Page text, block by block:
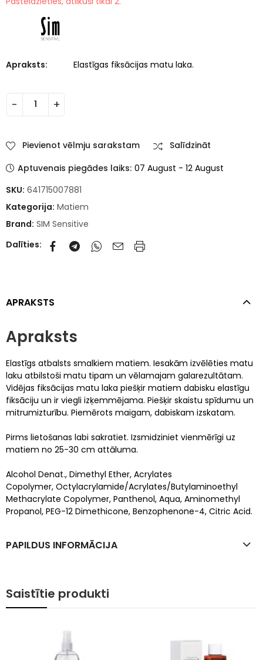
Apraksts: Elastīgas fiksācijas matu laka.
Pievienot vēlmju sarakstam
Salīdzināt
Aptuvenais piegādes laiks: 07 August - 12 August
SKU: 641715007881
Kategorija: Matiem
Brand: SIM Sensitive
Dalīties:
APRAKSTS
Apraksts
Elastīgs atbalsts smalkiem matiem. Iesakām izvēlēties matu
laku atbilstoši matu tipam un vēlamajam galarezultātam.
Vidējas fiksācijas matu laka piešķir matiem dabisku elastīgu
fiksāciju un ir viegli izķemmējama. Piešķir skaistu spīdumu un
mitrumizturību. Piemērots maigam, dabiskam izskatam.
Pirms lietošanas labi sakratiet. Izsmidziniet vienmērīgi uz
matiem no 25-30 cm attāluma.
Alcohol Denat., Dimethyl Ether, Acrylates
Copolymer, Octylacrylamide/Acrylates/Butylaminoethyl
Methacrylate Copolymer, Panthenol, Aqua, Aminomethyl
Propanol, PEG-12 Dimethicone, Benzophenone-4, Citric Acid.
PAPILDUS INFORMĀCIJA
Saistītie produkti